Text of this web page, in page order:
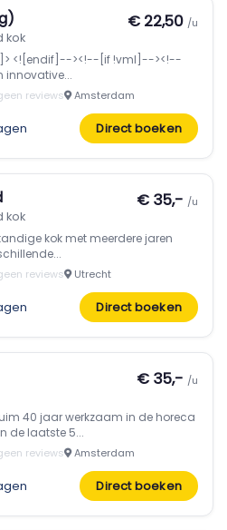
kok
€ 22,50 /u
<![endif]--><!--[if !vml]--><!--
innovative...
reviews Amsterdam
Direct boeken
kok
€ 35,- /u
kok met meerdere jaren
reviews Utrecht
Direct boeken
€ 35,- /u
40 jaar werkzaam in de horeca
de laatste 5...
reviews Amsterdam
Direct boeken